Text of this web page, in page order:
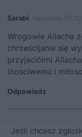
Sarabi
Wrogowie Allacha
chrześcijanie się
przyjaciółmi
litosciwemu i
Odpowiedz
Jeśli chcesz